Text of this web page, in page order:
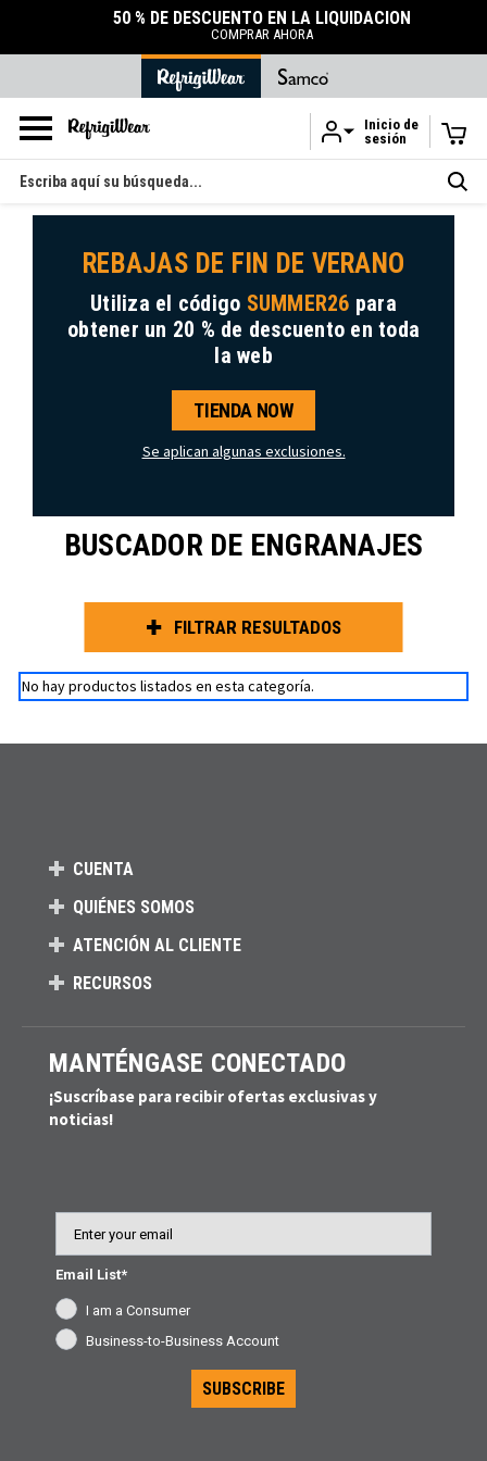
Ir al contenido principal
50 % DE DESCUENTO EN LA LIQUIDACIÓN
COMPRAR AHORA
Inicio de
sesión
Buscar
en
REBAJAS DE FIN DE VERANO
Utiliza el código SUMMER26 para
obtener un 20 % de descuento en toda
la web
TIENDA NOW
Se aplican algunas exclusiones.
BUSCADOR DE ENGRANAJES
FILTRAR RESULTADOS
No hay productos listados en esta categoría.
CUENTA
QUIÉNES SOMOS
ATENCIÓN AL CLIENTE
RECURSOS
MANTÉNGASE CONECTADO
¡Suscríbase para recibir ofertas exclusivas y
noticias!
Email List*
I am a Consumer
Business-to-Business Account
SUBSCRIBE